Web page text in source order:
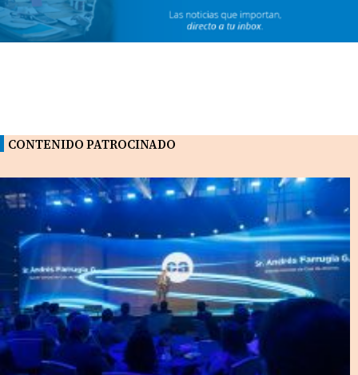
CONTENIDO PATROCINADO